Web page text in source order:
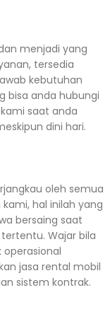
menjadi yang
tersedia
kebutuhan
bisa anda hubungi
saat anda
dini hari.
oleh semua
hal inilah yang
bersaing saat
Wajar bila
jasa rental mobil
sistem kontrak.